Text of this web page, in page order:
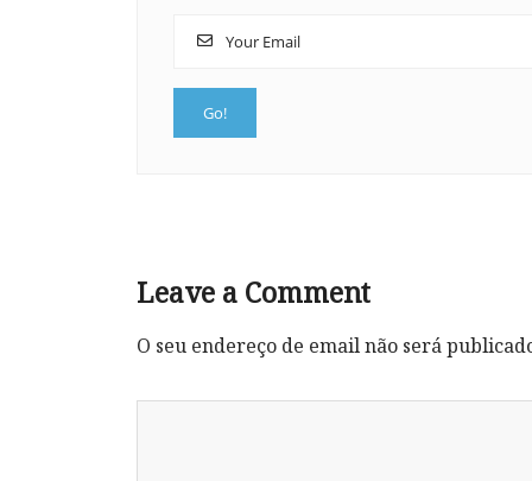
Leave a Comment
O seu endereço de email não será